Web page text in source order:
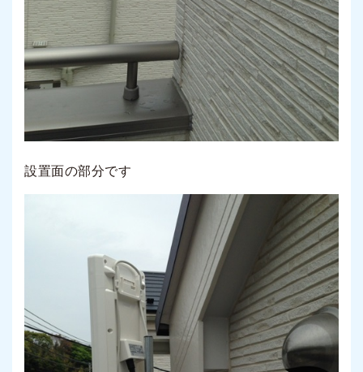
設置面の部分です